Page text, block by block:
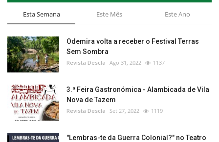
Esta Semana Este Mês Este Ano
Odemira volta a receber o Festival Terras
Sem Sombra
Revista Descla Ago 31, 2022 1137
3.ª Feira Gastronómica - Alambicada de Vila
Nova de Tazem
Revista Descla Set 27, 2022 1119
"Lembras-te da Guerra Colonial?" no Teatro